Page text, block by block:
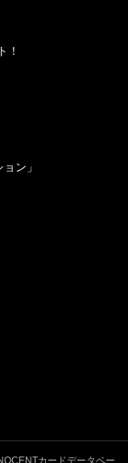
！
ン」
カードデータベー